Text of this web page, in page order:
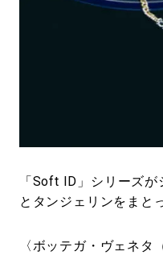
「Soft ID」シリーズ
とタンジェリンをまと
〈ボッテガ・ヴェネタ